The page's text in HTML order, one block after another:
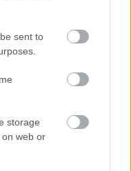
sent to
storage
web or